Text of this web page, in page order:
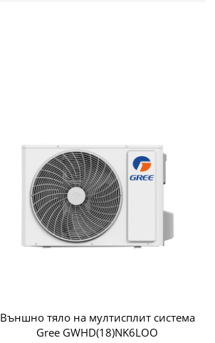
Външно тяло на мултисплит система
Gree GWHD(18)NK6LOO